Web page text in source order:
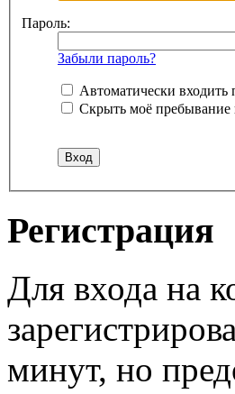
Пароль:
Забыли пароль?
Автоматически
Скрыть моё пребывание
Регистрация
Для входа на
минут, но